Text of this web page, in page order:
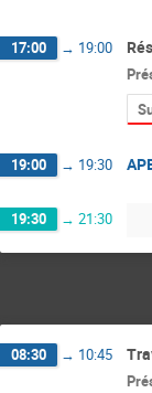
17:00 → 19:00
19:00 → 19:30
19:30 → 21:30
08:30 → 10:45